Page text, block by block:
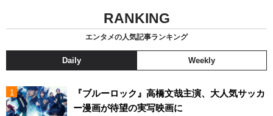
RANKING
エンタメの人気記事ランキング
Daily Weekly
『ブルーロック』高橋文哉主演、大人気サッカ
ー漫画が待望の実写映画に